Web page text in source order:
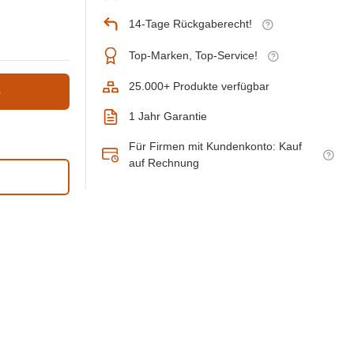
14-Tage Rückgaberecht!
Top-Marken, Top-Service!
25.000+ Produkte verfügbar
1 Jahr Garantie
Für Firmen mit Kundenkonto: Kauf
auf Rechnung